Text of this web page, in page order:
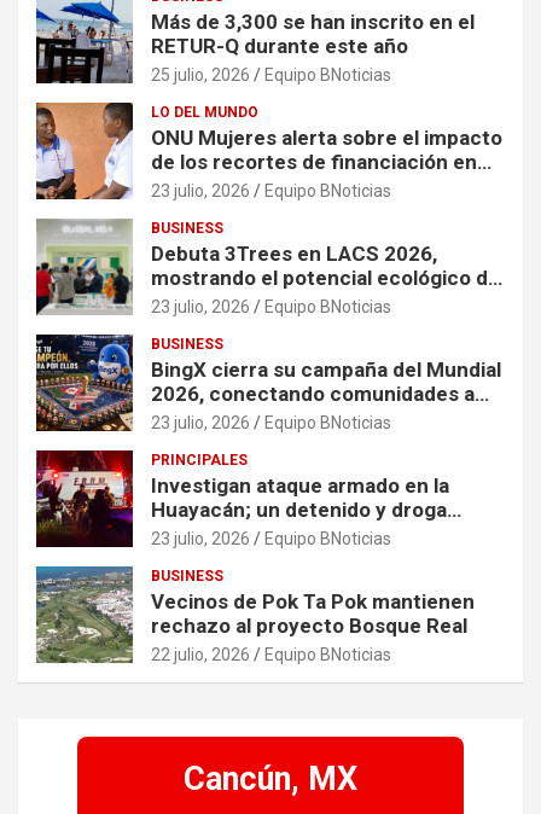
Más de 3,300 se han inscrito en el
RETUR-Q durante este año
25 julio, 2026 Equipo BNoticias
LO DEL MUNDO
ONU Mujeres alerta sobre el impacto
de los recortes de financiación en
organizaciones que apoyan a
crisis
23 julio, 2026 Equipo BNoticias
BUSINESS
Debuta 3Trees en LACS 2026,
mostrando el potencial ecológico de
China en América
23 julio, 2026 Equipo BNoticias
BUSINESS
BingX cierra su campaña del Mundial
2026, conectando comunidades a
través de experiencias exclusivas
23 julio, 2026 Equipo BNoticias
PRINCIPALES
Investigan ataque armado en la
Huayacán; un detenido y droga
asegurada tras persecución
23 julio, 2026 Equipo BNoticias
BUSINESS
Vecinos de Pok Ta Pok mantienen
rechazo al proyecto Bosque Real
22 julio, 2026 Equipo BNoticias
Cancún, MX